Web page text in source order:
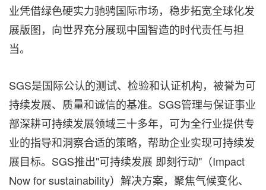
业凭借绿色硬实力驰骋国际市场，稳步拓宽全球化发
展版图，向世界充分展现中国智造的时代责任与担
当。
SGS是国际公认的测试、检验和认证机构，被誉为可
持续发展、质量和诚信的基准。SGS管理与保证事业
部深耕可持续发展领域三十多年，可为全行业提供专
业的指导和洞察合适的策略，帮助企业实现可持续发
展目标。SGS推出"可持续发展 即刻行动"（Impact
Now for sustainability）解决方案，聚焦气候变化、